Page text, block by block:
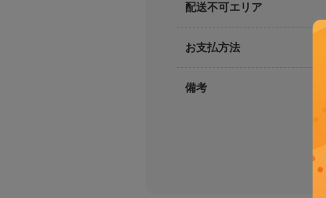
配送不可エリア
お支払方法
備考